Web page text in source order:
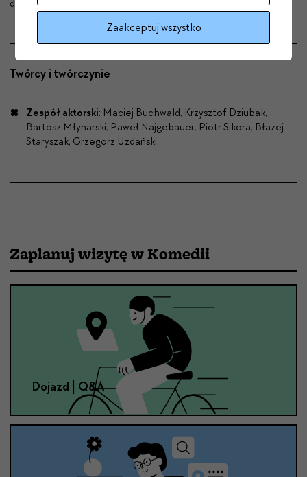
dziennikarze i dziennikarki, pisarki i pisarze.
Twórcy i twórczynie
Zespół aktorski: Maciej Buchwald, Krzysztof Dziubak,
Bartosz Młynarski, Paweł Najgebauer, Piotr Sikora, Błażej
Staryszak, Grzegorz Uzdański.
Zaplanuj wizytę w Komedii
Dojazd | Q&A
Zaakceptuj wszystko